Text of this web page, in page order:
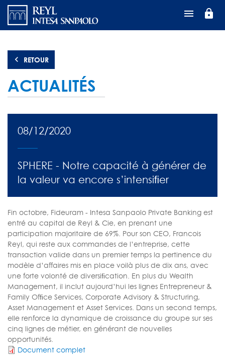
Aller
contenu
lock
RETOUR
ACTUALITÉS
08/12/2020
SPHERE - Notre capacité à générer de
la valeur va encore s’intensiﬁer
Fin octobre, Fideuram - Intesa Sanpaolo Private Banking est
entré au capital de Reyl & Cie, en prenant une
participation majoritaire de 69%. Pour son CEO, Francois
Reyl, qui reste aux commandes de l’entreprise, cette
transaction valide dans un premier temps la pertinence du
modèle d’affaires mis en place voilà plus de dix ans, avec
une forte volonté de diversiﬁcation. En plus du Wealth
Management, il inclut aujourd’hui les lignes Entrepreneur &
Family Ofﬁce Services, Corporate Advisory & Structuring,
Asset Management et Asset Services. Dans un second temps,
elle renforce la dynamique de croissance du groupe sur ses
cinq lignes de métier, en générant de nouvelles
opportunités.
Document complet